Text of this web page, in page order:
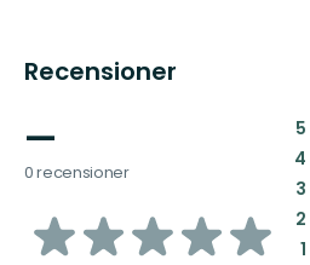
Recensioner
—
0 recensioner
av
5:
4:
3:
2:
1: